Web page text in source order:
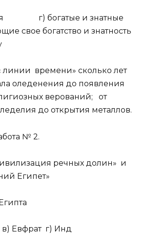
г) богатые и знатные
свое богатство и знатность
линии времени» сколько лет
оледенения до появления
верований; от
до открытия металлов.
№ 2.
речных долин» и
Египет»
Евфрат г) Инд